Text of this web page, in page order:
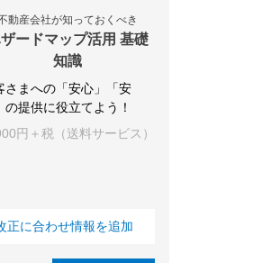
動産会社が知っておくべき
ードマップ活用 基礎
知識
さまへの「安心」「安
の提供に役立てよう！
円＋税（送料サービス）
正に合わせ情報を追加